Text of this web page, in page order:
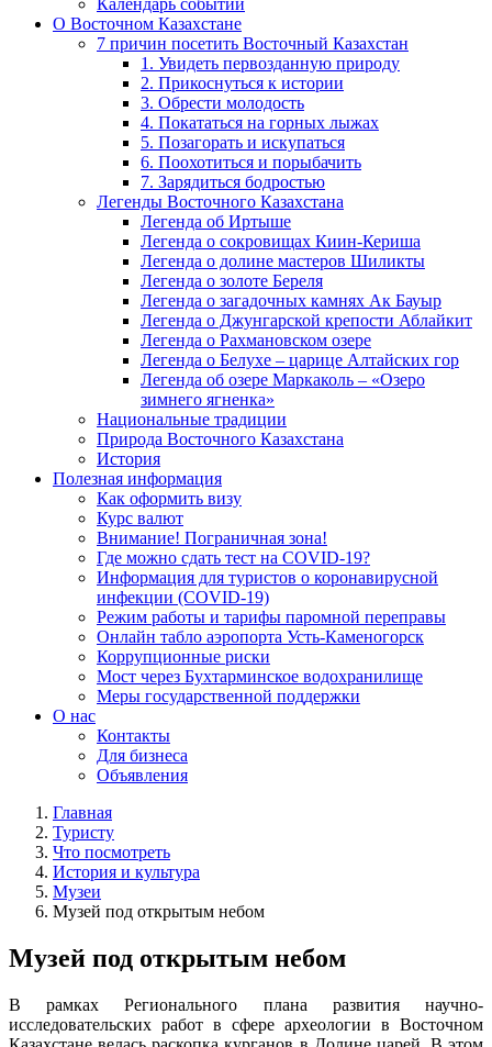
Календарь событий
О Восточном Казахстане
7 причин посетить Восточный Казахстан
1. Увидеть первозданную природу
2. Прикоснуться к истории
3. Обрести молодость
4. Покататься на горных лыжах
5. Позагорать и искупаться
6. Поохотиться и порыбачить
7. Зарядиться бодростью
Легенды Восточного Казахстана
Легенда об Иртыше
Легенда о сокровищах Киин-Кериша
Легенда о долине мастеров Шиликты
Легенда о золоте Береля
Легенда о загадочных камнях Ак Бауыр
Легенда о Джунгарской крепости Аблайкит
Легенда о Рахмановском озере
Легенда о Белухе – царице Алтайских гор
Легенда об озере Маркаколь – «Озеро
зимнего ягненка»
Национальные традиции
Природа Восточного Казахстана
История
Полезная информация
Как оформить визу
Курс валют
Внимание! Пограничная зона!
Где можно сдать тест на COVID-19?
Информация для туристов о коронавирусной
инфекции (COVID-19)
Режим работы и тарифы паромной переправы
Онлайн табло аэропорта Усть-Каменогорск
Коррупционные риски
Мост через Бухтарминское водохранилище
Меры государственной поддержки
О нас
Контакты
Для бизнеса
Объявления
Главная
Туристу
Что посмотреть
История и культура
Музеи
Музей под открытым небом
Музей под открытым небом
В рамках Регионального плана развития научно-
исследовательских работ в сфере археологии в Восточном